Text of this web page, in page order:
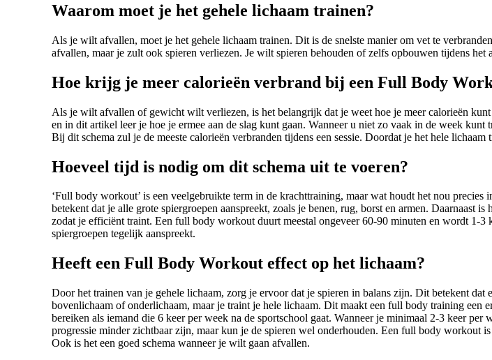
Waarom moet je het gehele lichaam trainen?
Als je wilt afvallen, moet je het gehele lichaam trainen. Dit is de snelste manier om vet te
afvallen, maar je zult ook spieren verliezen. Je wilt spieren behouden of zelfs opbouwen tijdens
Hoe krijg je meer calorieën verbrand bij een Full Body
Als je wilt afvallen of gewicht wilt verliezen, is het belangrijk dat je weet hoe je meer calorieën
en in dit artikel leer je hoe je ermee aan de slag kunt gaan. Wanneer u niet zo vaak in de week
Bij dit schema zul je de meeste calorieën verbranden tijdens een sessie. Doordat je het hele
Hoeveel tijd is nodig om dit schema uit te voeren?
‘Full body workout’ is een veelgebruikte term in de krachttraining, maar wat houdt het nou
betekent dat je alle grote spiergroepen aanspreekt, zoals je benen, rug, borst en armen. Daarnaast
zodat je efficiënt traint. Een full body workout duurt meestal ongeveer 60-90 minuten en wordt 1-
spiergroepen tegelijk aanspreekt.
Heeft een Full Body Workout effect op het lichaam?
Door het trainen van je gehele lichaam, zorg je ervoor dat je spieren in balans zijn. Dit betekent
bovenlichaam of onderlichaam, maar je traint je hele lichaam. Dit maakt een full body training
bereiken als iemand die 6 keer per week na de sportschool gaat. Wanneer je minimaal 2-3 keer
progressie minder zichtbaar zijn, maar kun je de spieren wel onderhouden. Een full body workout
Ook is het een goed schema wanneer je wilt gaan afvallen.